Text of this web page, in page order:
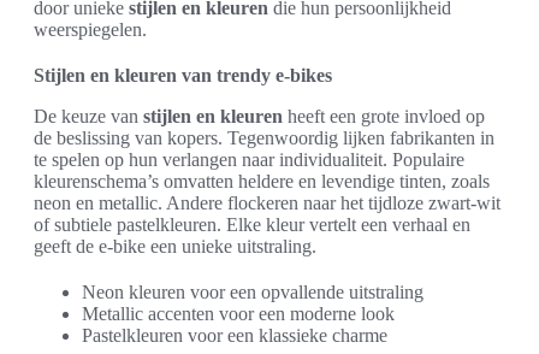
door unieke stijlen en kleuren die hun persoonlijkheid
weerspiegelen.
Stijlen en kleuren van trendy e-bikes
De keuze van stijlen en kleuren heeft een grote invloed op
de beslissing van kopers. Tegenwoordig lijken fabrikanten in
te spelen op hun verlangen naar individualiteit. Populaire
kleurenschema’s omvatten heldere en levendige tinten, zoals
neon en metallic. Andere flockeren naar het tijdloze zwart-wit
of subtiele pastelkleuren. Elke kleur vertelt een verhaal en
geeft de e-bike een unieke uitstraling.
Neon kleuren voor een opvallende uitstraling
Metallic accenten voor een moderne look
Pastelkleuren voor een klassieke charme